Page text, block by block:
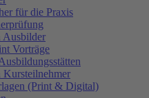
für die Praxis
Ausbilder
Vorträge
Kursteilnehmer
(Print & Digital)